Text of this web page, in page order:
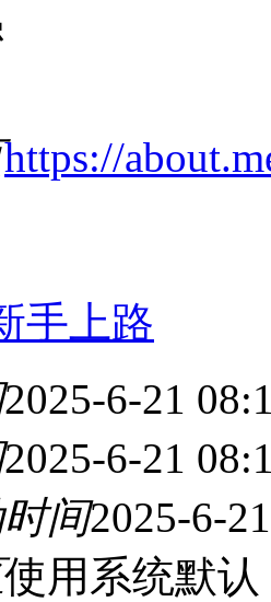
https://
手上路
2025-6-21
2025-6-21
时间2025-6-
使用系统默认